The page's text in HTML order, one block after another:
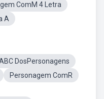
ComM 4 Letra
A
DosPersonagens
Personagem ComR